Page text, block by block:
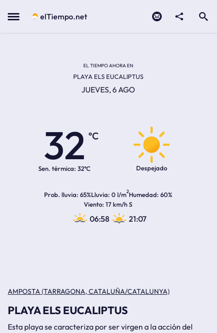
Menu elTiempo.net
EL TIEMPO AHORA EN
PLAYA ELS EUCALIPTUS
JUEVES, 6 AGO
32
ºC
Sen. térmica: 32ºC Despejado
Prob. lluvia 65%Lluvia 0 l/m2Humedad 60%
Viento 17 km/h S
06:58 21:07
AMPOSTA (TARRAGONA, CATALUÑA/CATALUNYA)
PLAYA ELS EUCALIPTUS
Esta playa se caracteriza por ser virgen a la acción del